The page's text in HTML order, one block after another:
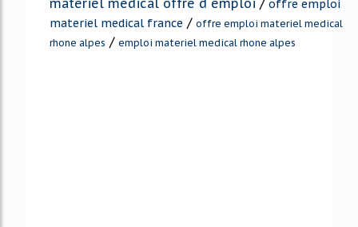
offre emploi
materiel medical france / offre emploi materiel medical
rhone alpes / emploi materiel medical rhone alpes